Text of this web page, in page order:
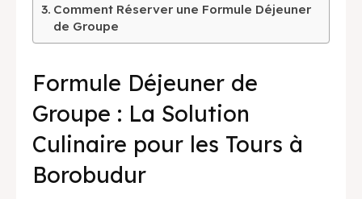
Comment Réserver une Formule Déjeuner
de Groupe
Formule Déjeuner de
Groupe : La Solution
Culinaire pour les Tours à
Borobudur